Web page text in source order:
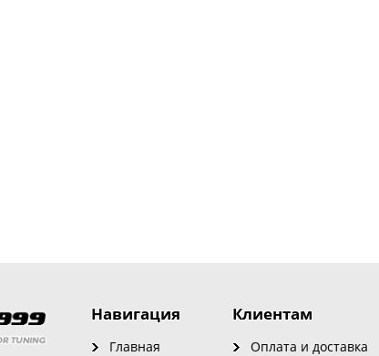
Навигация
Главная
Клиентам
Оплата и доставка